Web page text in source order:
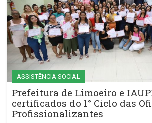
ASSISTÊNCIA SOCIAL
Prefeitura de Limoeiro e
certificados do 1° Ciclo das
Profissionalizantes